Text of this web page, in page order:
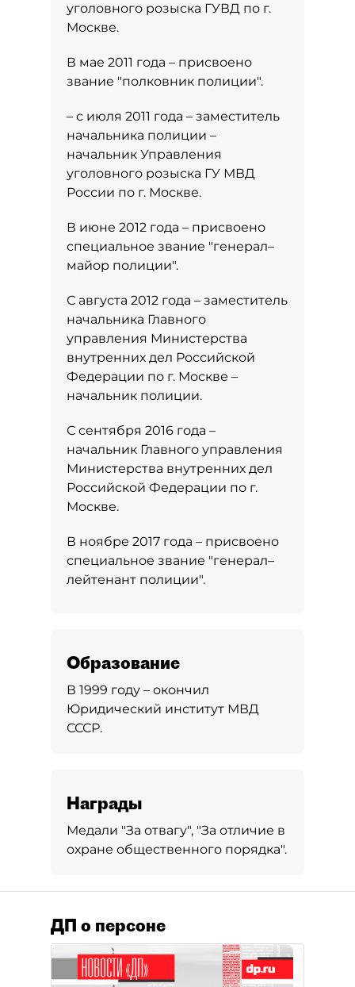
уголовного розыска ГУВД по г.
Москве.
В мае 2011 года – присвоено
звание "полковник полиции".
– с июля 2011 года – заместитель
начальника полиции –
начальник Управления
уголовного розыска ГУ МВД
России по г. Москве.
В июне 2012 года – присвоено
специальное звание "генерал–
майор полиции".
С августа 2012 года – заместитель
начальника Главного
управления Министерства
внутренних дел Российской
Федерации по г. Москве –
начальник полиции.
С сентября 2016 года –
начальник Главного управления
Министерства внутренних дел
Российской Федерации по г.
Москве.
В ноябре 2017 года – присвоено
специальное звание "генерал–
лейтенант полиции".
Образование
В 1999 году – окончил
Юридический институт МВД
СССР.
Награды
Медали "За отвагу", "За отличие в
охране общественного порядка".
ДП о персоне